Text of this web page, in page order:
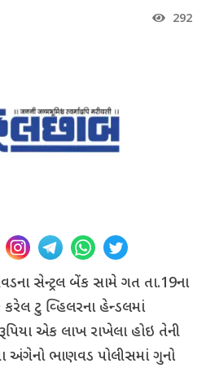
292
સેન્ટ્રલ બેંક સામે ગત તા.19ના
કરેલ ટુ વ્હિલરના હેન્ડલમાં
એક લાખ રાખેલા હોઇ તેની
અંગેનો ભાણવડ પોલીસમાં ગુનો